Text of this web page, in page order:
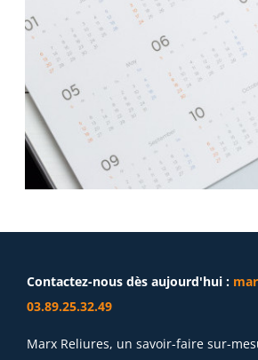
Contactez-nous dès aujourd'hui :
03.89.25.32.49
Marx Reliures, un savoir-faire sur-